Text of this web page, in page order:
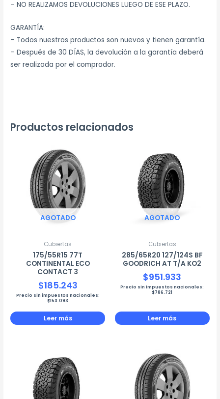
– NO REALIZAMOS DEVOLUCIONES LUEGO DE ESE PLAZO.
GARANTÍA:
– Todos nuestros productos son nuevos y tienen garantía.
– Después de 30 DÍAS, la devolución a la garantía deberá
ser realizada por el comprador.
Productos relacionados
AGOTADO
Cubiertas
175/55R15 77T
CONTINENTAL ECO
CONTACT 3
$185.243
Precio sin impuestos nacionales:
$153.093
Leer más
AGOTADO
Cubiertas
285/65R20 127/124S BF
GOODRICH AT T/A KO2
$951.933
Precio sin impuestos nacionales:
$786.721
Leer más